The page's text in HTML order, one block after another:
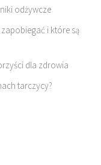
odżywcze
i które są
dla zdrowia
tarczycy?